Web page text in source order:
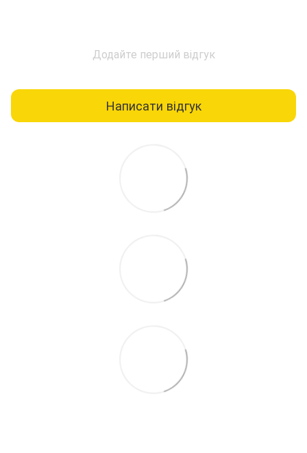
Додайте перший відгук
Написати відгук